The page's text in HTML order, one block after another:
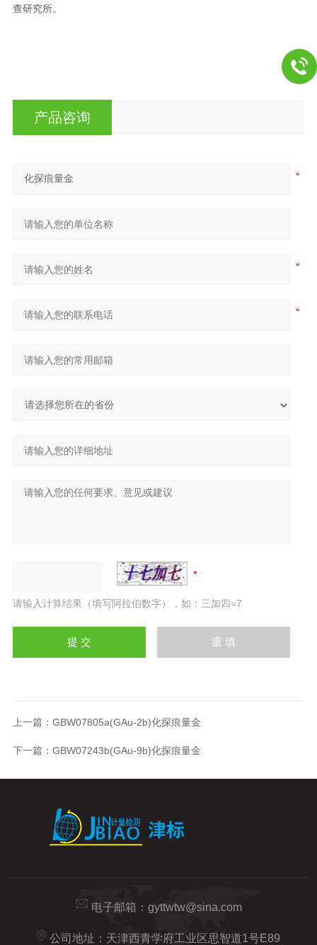
查研究所。
产品咨询
请输入计算结果（填写阿拉伯数字），如：三加四=7
上一篇： GBW07805a(GAu-2b)化探痕量金
下一篇： GBW07243b(GAu-9b)化探痕量金
电子邮箱： gyttwtw@sina.com
公司地址：天津西青学府工业区思智道1号E89